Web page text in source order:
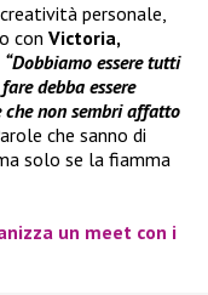
personale,
con Victoria,
“Dobbiamo essere tutti
debba essere
che non sembri affatto
che sanno di
solo se la fiamma
un meet con i